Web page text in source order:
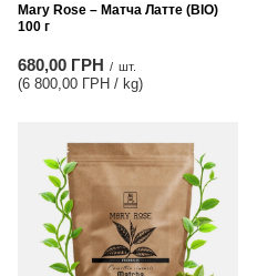
Mary Rose – Матча Латте (BIO)
100 г
680,00 ГРН / шт.
(6 800,00 ГРН / kg)